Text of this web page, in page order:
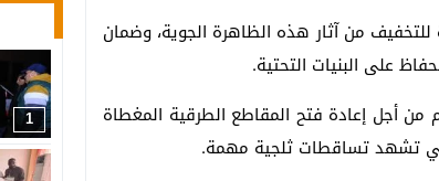
من آثار هذه الظاهرة الجوية، وضمان
على البنيات التحتية.
أجل إعادة فتح المقاطع الطرقية المغطاة
تشهد تساقطات ثلجية مهمة.
1